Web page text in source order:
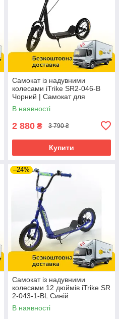
Самокат із надувними
колесами iTrike SR2-046-B
Чорний | Самокат для
підлітка
В наявності
2 880 ₴ 3 790 ₴
Купити
–24%
Самокат із надувними
колесами 12 дюймів iTrike SR
2-043-1-BL Синій
В наявності